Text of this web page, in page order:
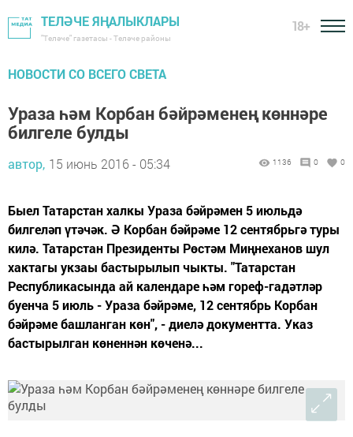
ТЕЛӘЧЕ ЯҢАЛЫКЛАРЫ
"Теләче" газетасы - Теләче районы
18+
НОВОСТИ СО ВСЕГО СВЕТА
Ураза һәм Корбан бәйрәменең көннәре
билгеле булды
автор, 15 июнь 2016 - 05:34 1136 0 0
Быел Татарстан халкы Ураза бәйрәмен 5 июльдә
билгеләп үтәчәк. Ә Корбан бәйрәме 12 сентябрьгә туры
килә. Татарстан Президенты Рөстәм Миңнеханов шул
хактагы укзаы бастырылып чыкты. "Татарстан
Республикасында ай календаре һәм гореф-гадәтләр
буенча 5 июль - Ураза бәйрәме, 12 сентябрь Корбан
бәйрәме башланган көн", - диелә документта. Указ
бастырылган көненнән көченә...